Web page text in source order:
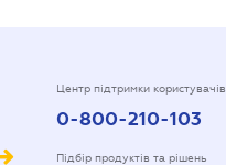
Центр підтримки користувачів
0-800-210-103
Підбір продуктів та рішень